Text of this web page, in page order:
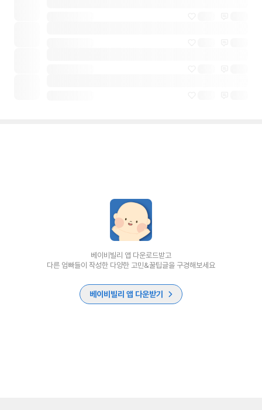
베이비빌리 앱 다운로드받고
다른 엄빠들이 작성한 다양한 고민&꿀팁글을 구경해보세요
베이비빌리 앱 다운받기